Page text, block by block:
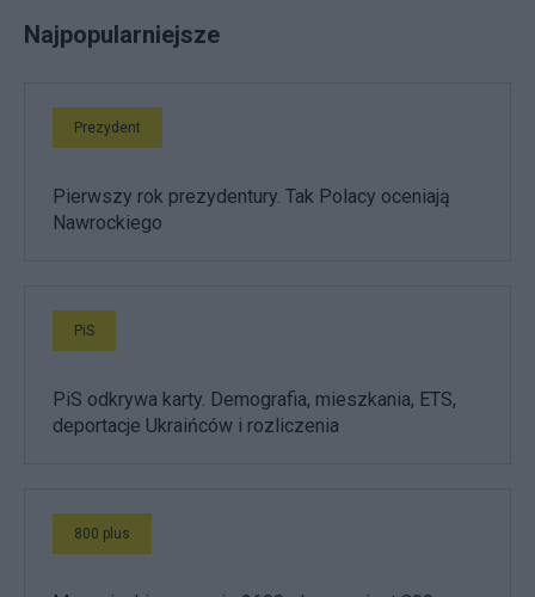
Najpopularniejsze
Prezydent
Pierwszy rok prezydentury. Tak Polacy oceniają
Nawrockiego
PiS
PiS odkrywa karty. Demografia, mieszkania, ETS,
deportacje Ukraińców i rozliczenia
800 plus